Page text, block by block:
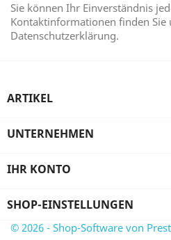
Sie können Ihr Einverständnis
Kontaktinformationen finden Sie
Datenschutzerklärung.
ARTIKEL
UNTERNEHMEN
IHR KONTO
SHOP-EINSTELLUNGEN
© 2026 - Shop-Software von